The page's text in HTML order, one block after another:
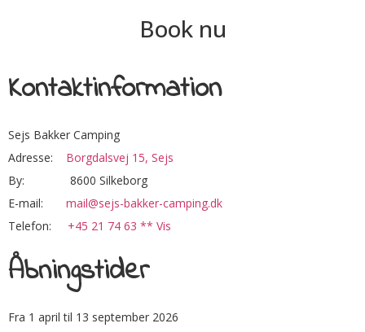
Book nu
Kontaktinformation
Sejs Bakker Camping
Adresse: Borgdalsvej 15, Sejs
By: 8600 Silkeborg
E-mail: mail@sejs-bakker-camping.dk
Telefon: +45 21 74 63 ** Vis
Åbningstider
Fra 1 april til 13 september 2026